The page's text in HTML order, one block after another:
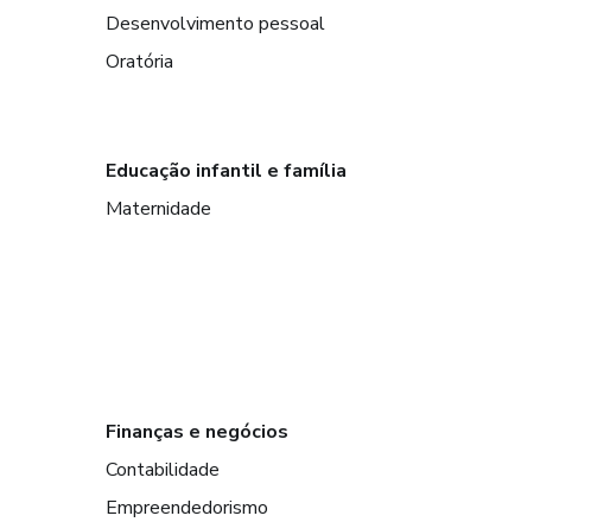
Desenvolvimento pessoal
Oratória
Educação infantil e família
Maternidade
Finanças e negócios
Contabilidade
Empreendedorismo